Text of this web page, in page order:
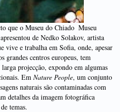
que o Museu do Chiado  Museu
de Nedko Solakov, artista
vive e trabalha em Sofia, onde, apesar
grandes centros europeus, tem
projecção, expondo em algumas
Em Nature People, um conjunto
naturais são contaminadas com
detalhes da imagem fotográfica
temas.